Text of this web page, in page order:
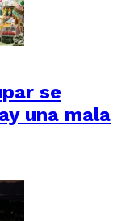
se
una mala